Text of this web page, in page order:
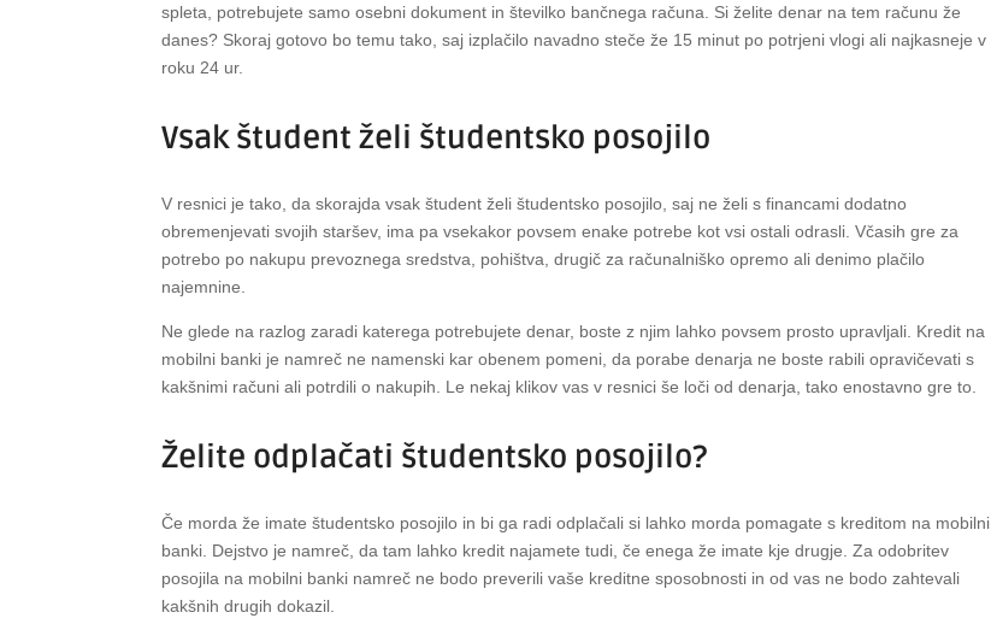
spleta, potrebujete samo osebni dokument in številko bančnega računa. Si želite denar na tem računu že
danes? Skoraj gotovo bo temu tako, saj izplačilo navadno steče že 15 minut po potrjeni vlogi ali najkasneje v
roku 24 ur.
Vsak študent želi študentsko posojilo
V resnici je tako, da skorajda vsak študent želi študentsko posojilo, saj ne želi s financami dodatno
obremenjevati svojih staršev, ima pa vsekakor povsem enake potrebe kot vsi ostali odrasli. Včasih gre za
potrebo po nakupu prevoznega sredstva, pohištva, drugič za računalniško opremo ali denimo plačilo
najemnine.
Ne glede na razlog zaradi katerega potrebujete denar, boste z njim lahko povsem prosto upravljali. Kredit na
mobilni banki je namreč ne namenski kar obenem pomeni, da porabe denarja ne boste rabili opravičevati s
kakšnimi računi ali potrdili o nakupih. Le nekaj klikov vas v resnici še loči od denarja, tako enostavno gre to.
Želite odplačati študentsko posojilo?
Če morda že imate študentsko posojilo in bi ga radi odplačali si lahko morda pomagate s kreditom na mobilni
banki. Dejstvo je namreč, da tam lahko kredit najamete tudi, če enega že imate kje drugje. Za odobritev
posojila na mobilni banki namreč ne bodo preverili vaše kreditne sposobnosti in od vas ne bodo zahtevali
kakšnih drugih dokazil.